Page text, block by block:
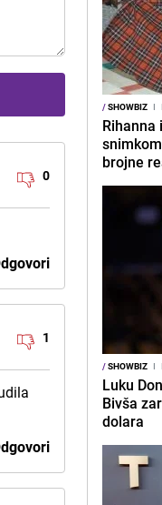
0
1
/SHOWBIZ I
Rihanna
brojne
/SHOWBIZ I
Luku
Bivša
dolara